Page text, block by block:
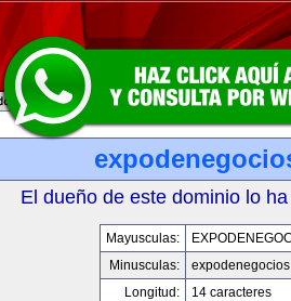
El dueño de este dominio lo
Mayusculas:
Minusculas:
Longitud:
14 caracteres